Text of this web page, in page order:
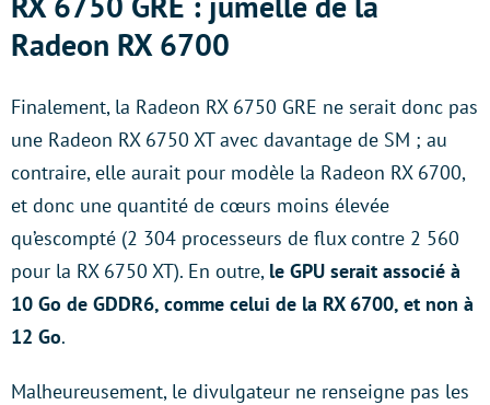
Radeon RX 6700
Finalement, la Radeon RX 6750 GRE ne serait donc pas
une Radeon RX 6750 XT avec davantage de SM ; au
contraire, elle aurait pour modèle la Radeon RX 6700,
et donc une quantité de cœurs moins élevée
qu’escompté (2 304 processeurs de flux contre 2 560
pour la RX 6750 XT). En outre, le GPU serait associé à
10 Go de GDDR6, comme celui de la RX 6700, et non à
12 Go.
Malheureusement, le divulgateur ne renseigne pas les